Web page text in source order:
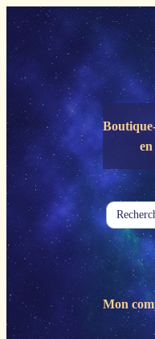
Panneau de gestion des
Recherche
de
produits
Mon